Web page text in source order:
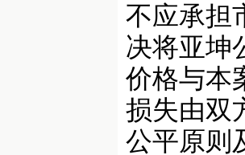
不应承担
决将亚坤
价格与本
损失由双
公平原则